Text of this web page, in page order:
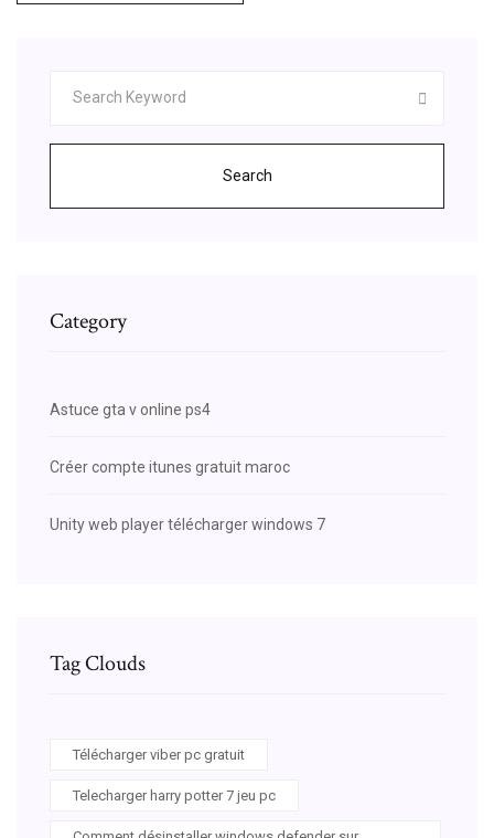
Search
Category
Astuce gta v online ps4
Créer compte itunes gratuit maroc
Unity web player télécharger windows 7
Tag Clouds
Télécharger viber pc gratuit
Telecharger harry potter 7 jeu pc